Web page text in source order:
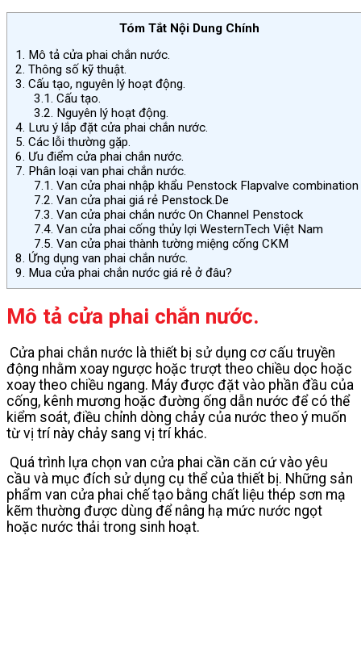
Tóm Tắt Nội Dung Chính
1. Mô tả cửa phai chắn nước.
2. Thông số kỹ thuật.
3. Cấu tạo, nguyên lý hoạt động.
3.1. Cấu tạo.
3.2. Nguyên lý hoạt động.
4. Lưu ý lắp đặt cửa phai chắn nước.
5. Các lỗi thường gặp.
6. Ưu điểm cửa phai chắn nước.
7. Phân loại van phai chắn nước.
7.1. Van cửa phai nhập khẩu Penstock Flapvalve combination
7.2. Van cửa phai giá rẻ Penstock.De
7.3. Van cửa phai chắn nước On Channel Penstock
7.4. Van cửa phai cống thủy lợi WesternTech Việt Nam
7.5. Van cửa phai thành tường miệng cống CKM
8. Ứng dụng van phai chắn nước.
9. Mua cửa phai chắn nước giá rẻ ở đâu?
Mô tả cửa phai chắn nước.
Cửa phai chắn nước là thiết bị sử dụng cơ cấu truyền
động nhằm xoay ngược hoặc trượt theo chiều dọc hoặc
xoay theo chiều ngang. Máy được đặt vào phần đầu của
cống, kênh mương hoặc đường ống dẫn nước để có thể
kiểm soát, điều chỉnh dòng chảy của nước theo ý muốn
từ vị trí này chảy sang vị trí khác.
Quá trình lựa chọn van cửa phai cần căn cứ vào yêu
cầu và mục đích sử dụng cụ thể của thiết bị. Những sản
phẩm van cửa phai chế tạo bằng chất liệu thép sơn mạ
kẽm thường được dùng để nâng hạ mức nước ngọt
hoặc nước thải trong sinh hoạt.